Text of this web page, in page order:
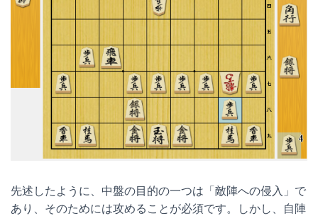
先述したように、中盤の目的の一つは「敵陣への侵入」で
あり、そのためには攻めることが必須です。しかし、自陣